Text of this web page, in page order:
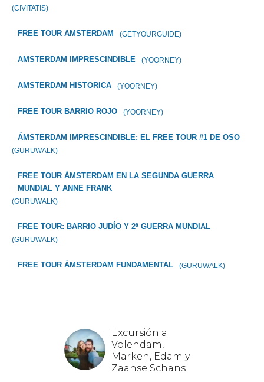
(CIVITATIS)
FREE TOUR AMSTERDAM (GETYOURGUIDE)
AMSTERDAM IMPRESCINDIBLE (YOORNEY)
AMSTERDAM HISTORICA (YOORNEY)
FREE TOUR BARRIO ROJO (YOORNEY)
ÁMSTERDAM IMPRESCINDIBLE: EL FREE TOUR #1 DE OSO
(GURUWALK)
FREE TOUR ÁMSTERDAM EN LA SEGUNDA GUERRA
MUNDIAL Y ANNE FRANK
(GURUWALK)
FREE TOUR: BARRIO JUDÍO Y 2ª GUERRA MUNDIAL
(GURUWALK)
FREE TOUR ÁMSTERDAM FUNDAMENTAL (GURUWALK)